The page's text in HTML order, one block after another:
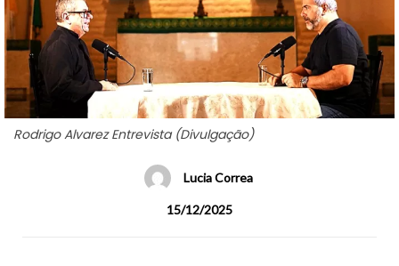
Rodrigo Alvarez Entrevista (Divulgação)
Lucia Correa
15/12/2025